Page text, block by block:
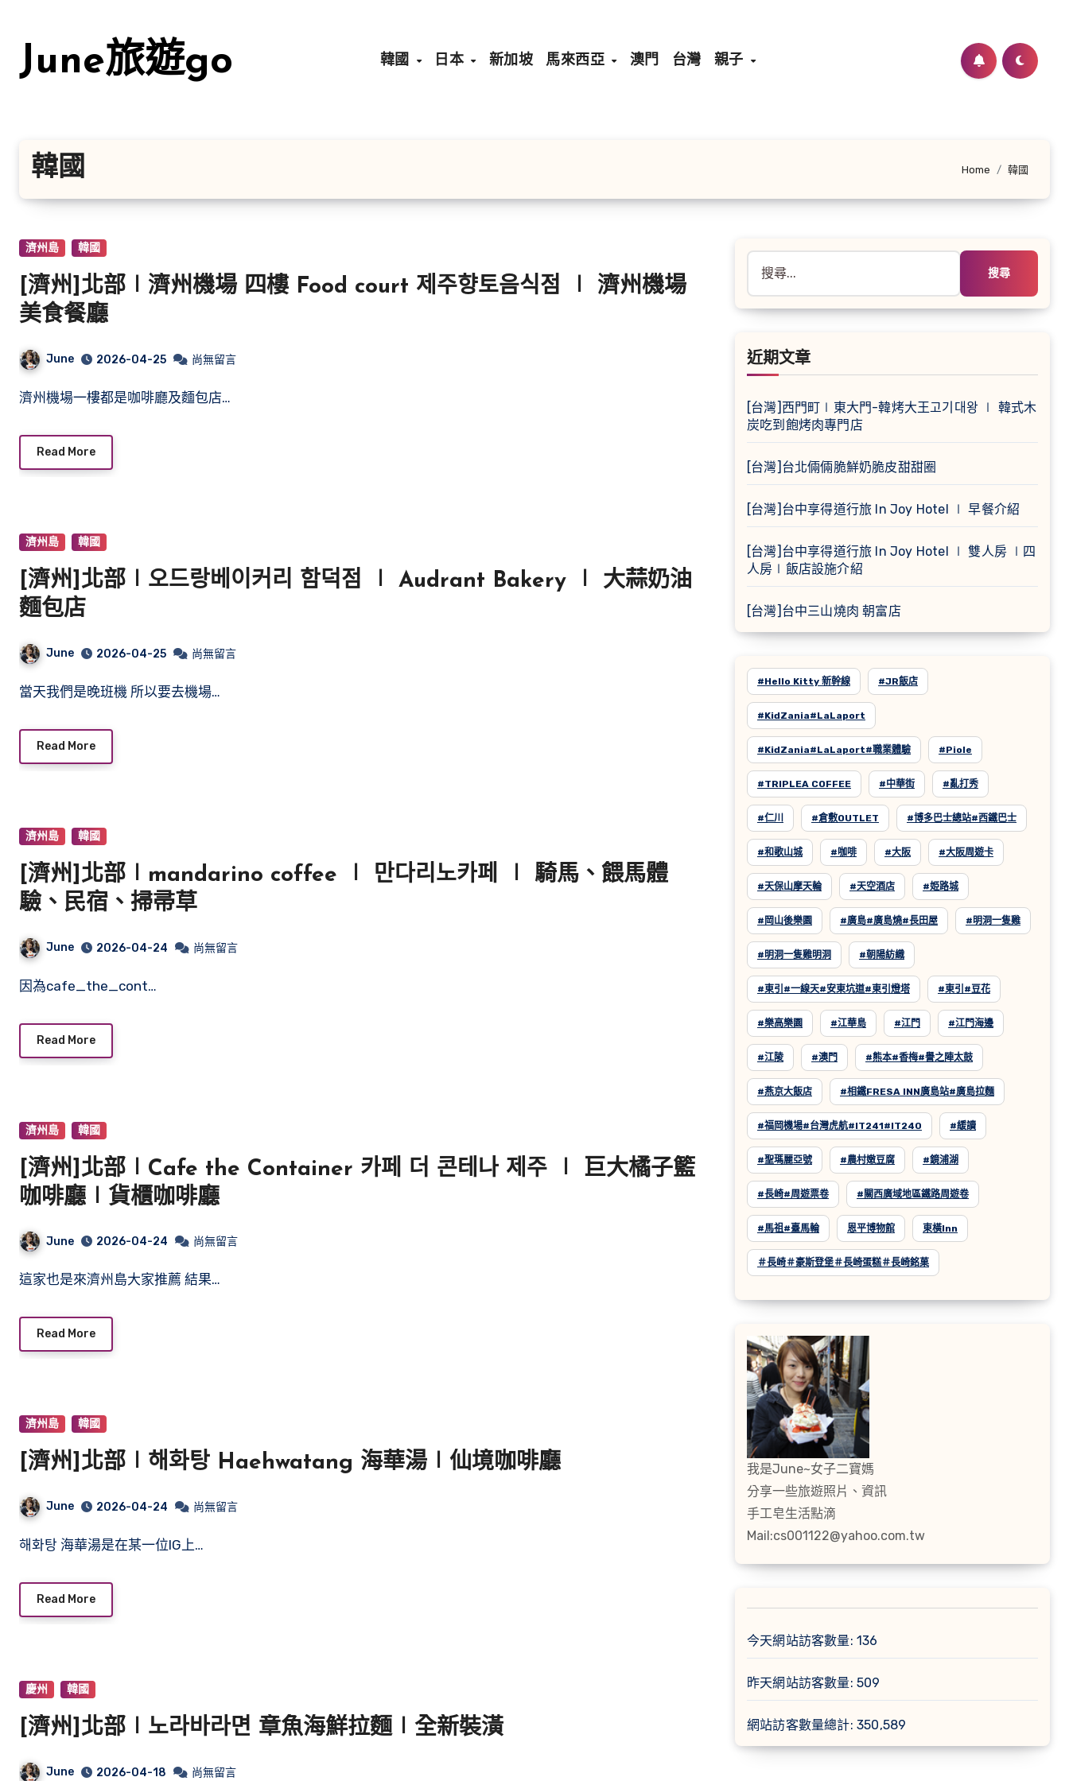
content
June旅遊go 韓國 日本 新加坡 馬來西亞 澳門 台灣 親子
韓國 Home 韓國
濟州島 韓國
[濟州]北部∣濟州機場 四樓 Food court 제주향토음식점 ∣ 濟州機場
美食餐廳
June 2026-04-25 尚無留言
濟州機場一樓都是咖啡廳及麵包店…
Read More
濟州島 韓國
[濟州]北部∣오드랑베이커리 함덕점 ∣ Audrant Bakery ∣ 大蒜奶油
麵包店
June 2026-04-25 尚無留言
當天我們是晚班機 所以要去機場…
Read More
濟州島 韓國
[濟州]北部∣mandarino coffee ∣ 만다리노카페 ∣ 騎馬、餵馬體
驗、民宿、掃帚草
June 2026-04-24 尚無留言
因為cafe_the_cont…
Read More
濟州島 韓國
[濟州]北部∣Cafe the Container 카페 더 콘테나 제주 ∣ 巨大橘子籃
咖啡廳∣貨櫃咖啡廳
June 2026-04-24 尚無留言
這家也是來濟州島大家推薦 結果…
Read More
濟州島 韓國
[濟州]北部∣해화탕 Haehwatang 海華湯∣仙境咖啡廳
June 2026-04-24 尚無留言
해화탕 海華湯是在某一位IG上…
Read More
慶州 韓國
[濟州]北部∣노라바라면 章魚海鮮拉麵∣全新裝潢
June 2026-04-18 尚無留言
關
字:
近期文章
[台灣]西門町∣東大門-韓烤大王고기대왕 ∣ 韓式木
炭吃到飽烤肉專門店
[台灣]台北倆倆脆鮮奶脆皮甜甜圈
[台灣]台中享得道行旅 In Joy Hotel ∣ 早餐介紹
[台灣]台中享得道行旅 In Joy Hotel ∣ 雙人房 ∣四
人房∣飯店設施介紹
[台灣]台中三山燒肉 朝富店
#Hello Kitty 新幹線 #JR飯店
#KidZania#LaLaport
#KidZania#LaLaport#職業體驗 #Piole
#TRIPLEA COFFEE #中華街 #亂打秀
#仁川 #倉敷OUTLET #博多巴士總站#西鐵巴士
#和歌山城 #咖啡 #大阪 #大阪周遊卡
#天保山摩天輪 #天空酒店 #姫路城
#岡山後樂園 #廣島#廣島燒#長田屋 #明洞一隻雞
#明洞一隻雞明洞 #朝陽紡織
#東引#一線天#安東坑道#東引燈塔 #東引#豆花
#樂高樂園 #江華島 #江門 #江門海邊
#江陵 #澳門 #熊本#香梅#譽之陣太鼓
#燕京大飯店 #相鐵FRESA INN廣島站#廣島拉麵
#福岡機場#台灣虎航#IT241#IT240 #緩讀
#聖瑪麗亞號 #農村嫩豆腐 #鏡浦湖
#長崎#周遊票卷 #關西廣域地區鐵路周遊卷
#馬祖#臺馬輪 恩平博物館 東橫inn
＃長崎＃豪斯登堡＃長崎蛋糕＃長崎銘菓
我是June~女子二寶媽
分享一些旅遊照片、資訊
手工皂生活點滴
Mail:cs001122@yahoo.com.tw
今天網站訪客數量: 136
昨天網站訪客數量: 509
網站訪客數量總計: 350,589